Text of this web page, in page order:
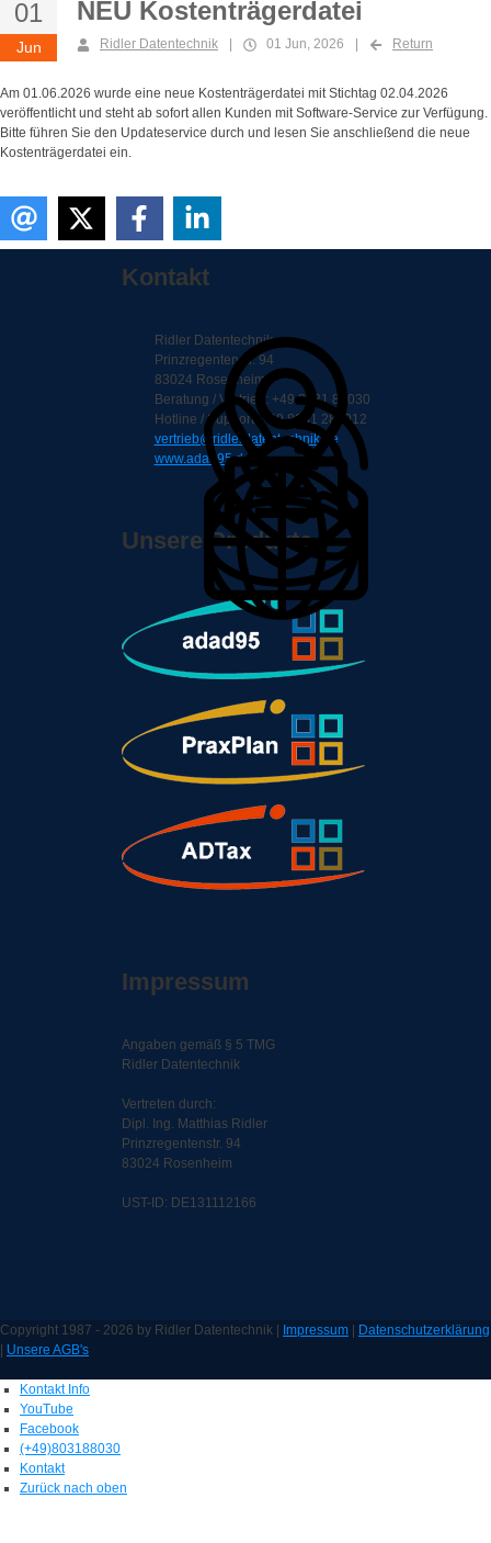
01
Jun
NEU Kostenträgerdatei
Ridler Datentechnik 01 Jun, 2026 Return
Am 01.06.2026 wurde eine neue Kostenträgerdatei mit Stichtag 02.04.2026
veröffentlicht und steht ab sofort allen Kunden mit Software-Service zur Verfügung.
Bitte führen Sie den Updateservice durch und lesen Sie anschließend die neue
Kostenträgerdatei ein.
Kontakt
Ridler Datentechnik
Prinzregentenstr. 94
83024 Rosenheim
Beratung / Vertrieb: +49 8031 88030
Hotline / Support: +49 8031 286012
vertrieb@ridlerdatentechnik.de
www.adad95.de
Unsere Produkte
Impressum
Angaben gemäß § 5 TMG
Ridler Datentechnik
Vertreten durch:
Dipl. Ing. Matthias Ridler
Prinzregentenstr. 94
83024 Rosenheim
UST-ID: DE131112166
Copyright 1987 - 2026 by Ridler Datentechnik | Impressum
Datenschutzerklärung
Unsere AGB's
Kontakt Info
YouTube
Facebook
(+49)803188030
Kontakt
Zurück nach oben